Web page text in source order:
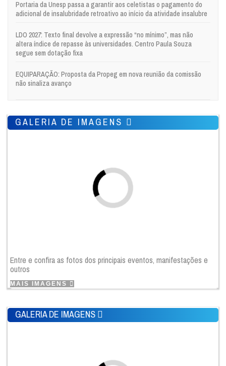
Portaria da Unesp passa a garantir aos celetistas o pagamento do
adicional de insalubridade retroativo ao início da atividade insalubre
LDO 2027: Texto final devolve a expressão “no mínimo”, mas não
altera índice de repasse às universidades. Centro Paula Souza
segue sem dotação fixa
EQUIPARAÇÃO: Proposta da Propeg em nova reunião da comissão
não sinaliza avanço
GALERIA DE IMAGENS
Entre e confira as fotos dos principais eventos, manifestações e
outros
MAIS IMAGENS
GALERIA DE IMAGENS